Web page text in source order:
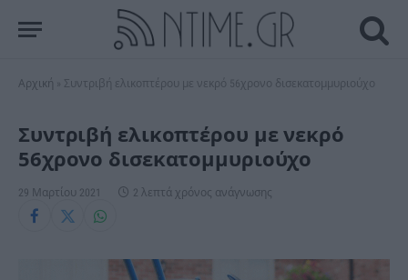
Αρχική Συντριβή ελικοπτέρου με νεκρό 56χρονο δισεκατομμυριούχο
Συντριβή ελικοπτέρου με νεκρό
56χρονο δισεκατομμυριούχο
29 Μαρτίου 2021 2 λεπτά χρόνος ανάγνωσης